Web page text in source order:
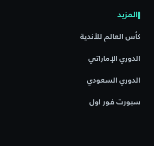
المزيد
كأس العالم للأندية
الدوري الإماراتي
الدوري السعودي
سبورت فور اول